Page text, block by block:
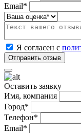
Email*
Я согласен с
Оставить заявку
Имя, компания
Город*
Телефон*
Email*